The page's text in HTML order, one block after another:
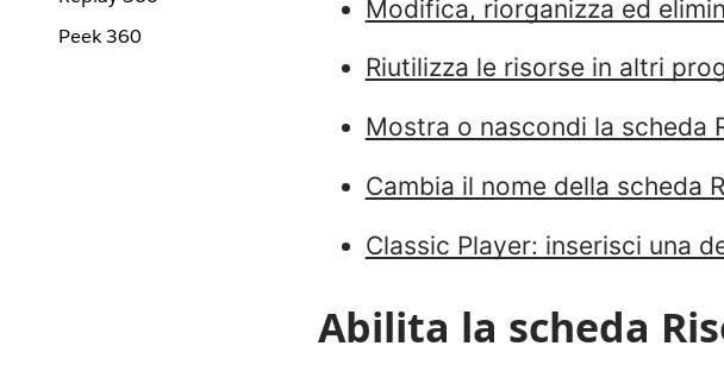
Peek 360
Modifica, riorganizza ed
Riutilizza le risorse in altri
Mostra o nascondi la scheda
Cambia il nome della scheda
Classic Player: inserisci una
Abilita la scheda